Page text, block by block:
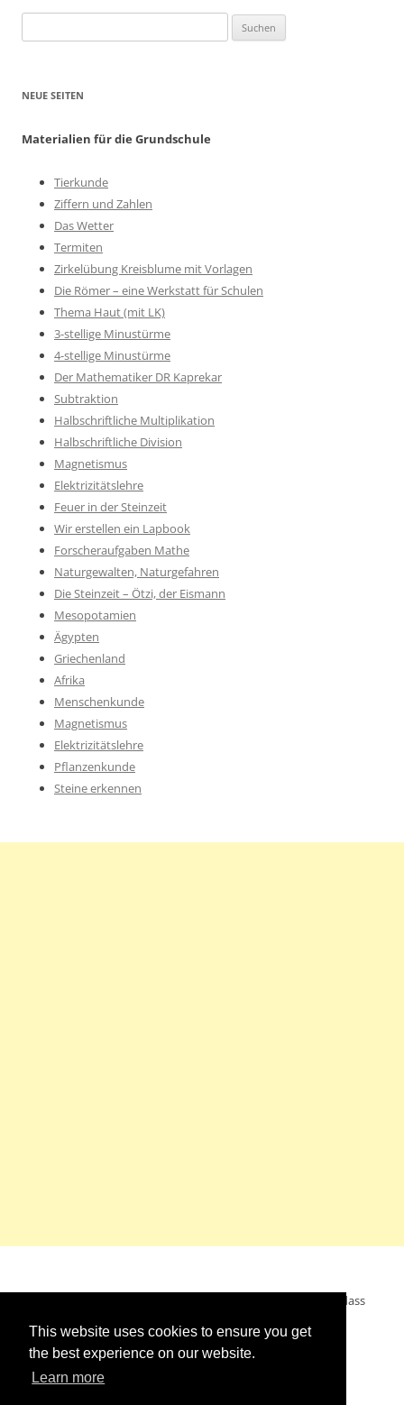
This website uses cookies to ensure you get
the best experience on our website.
Learn more
nach:
NEUE SEITEN
Materialien für die Grundschule
Tierkunde
Ziffern und Zahlen
Das Wetter
Termiten
Zirkelübung Kreisblume mit Vorlagen
Die Römer – eine Werkstatt für Schulen
Thema Haut (mit LK)
3-stellige Minustürme
4-stellige Minustürme
Der Mathematiker DR Kaprekar
Subtraktion
Halbschriftliche Multiplikation
Halbschriftliche Division
Magnetismus
Elektrizitätslehre
Feuer in der Steinzeit
Wir erstellen ein Lapbook
Forscheraufgaben Mathe
Naturgewalten, Naturgefahren
Die Steinzeit – Ötzi, der Eismann
Mesopotamien
Ägypten
Griechenland
Afrika
Menschenkunde
Magnetismus
Elektrizitätslehre
Pflanzenkunde
Steine erkennen
Mein Wunsch: dass alle Menschen ohne Krieg leben dürfen, dass
alle Menschen den Krieg verurteilen und sich von den
Kriegstreibern abwenden. Das wünsche ich mir.